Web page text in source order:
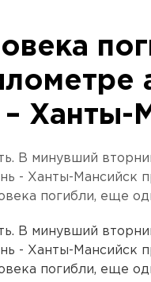
Ханты-
В минувший
- Ханты-Мансийск
погибли, еще
В минувший
- Ханты-Мансийск
погибли, еще